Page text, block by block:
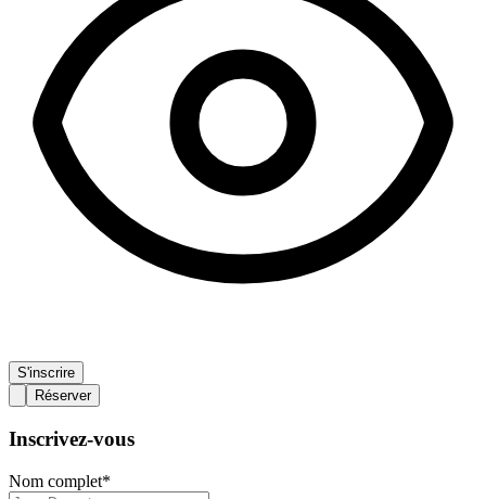
S'inscrire
Réserver
Inscrivez-vous
Nom complet*